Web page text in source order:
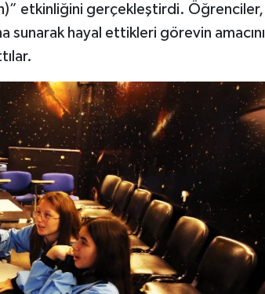
etkinliğini gerçekleştirdi. Öğrenciler,
sunarak hayal ettikleri görevin amacını